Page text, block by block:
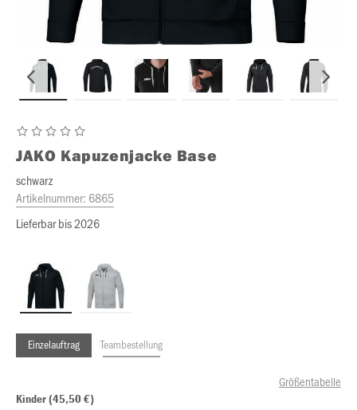
JAKO Kapuzenjacke Base
schwarz
Artikelnummer: 6865
Lieferbar bis 2026
Einzelauftrag Teambestellung
Größentabelle
Kinder (45,50 €)